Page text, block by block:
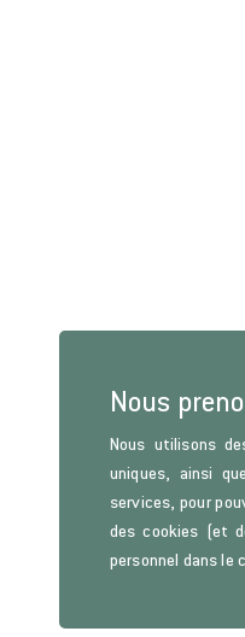
Nous
Nous utilisons
uniques, ainsi
services, pour
des cookies (et
personnel dans le